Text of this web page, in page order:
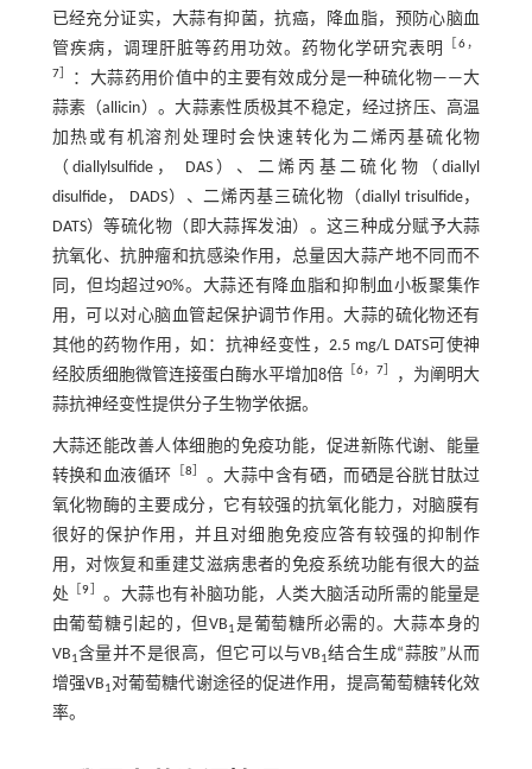
已经充分证实，大蒜有抑菌，抗癌，降血脂，预防心脑血
管疾病，调理肝脏等药用功效。药物化学研究表明
［6，
7］
：大蒜药用价值中的主要有效成分是一种硫化物——大
蒜素（allicin）。大蒜素性质极其不稳定，经过挤压、高温
加热或有机溶剂处理时会快速转化为二烯丙基硫化物
（diallylsulfide， DAS）、二烯丙基二硫化物（diallyl
disulfide， DADS）、二烯丙基三硫化物（diallyl trisulfide，
DATS）等硫化物（即大蒜挥发油）。这三种成分赋予大蒜
抗氧化、抗肿瘤和抗感染作用，总量因大蒜产地不同而不
同，但均超过90%。大蒜还有降血脂和抑制血小板聚集作
用，可以对心脑血管起保护调节作用。大蒜的硫化物还有
其他的药物作用，如：抗神经变性，2.5 mg/L DATS可使神
经胶质细胞微管连接蛋白酶水平增加8倍 ［6，7
，为阐明大
蒜抗神经变性提供分子生物学依据。
大蒜还能改善人体细胞的免疫功能，促进新陈代谢、能量
转换和血液循环
［8
。大蒜中含有硒，而硒是谷胱甘肽过
氧化物酶的主要成分，它有较强的抗氧化能力，对脑膜有
很好的保护作用，并且对细胞免疫应答有较强的抑制作
用，对恢复和重建艾滋病患者的免疫系统功能有很大的益
处 ［9
。大蒜也有补脑功能，人类大脑活动所需的能量是
由葡萄糖引起的，但VB1是葡萄糖所必需的。大蒜本身的
VB1含量并不是很高，但它可以与VB1结合生成“蒜胺”从而
增强VB1对葡萄糖代谢途径的促进作用，提高葡萄糖转化效
率。